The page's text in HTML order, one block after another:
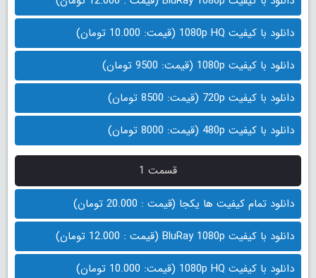
دانلود با کیفیت 1080p HQ (قیمت: 10.000 تومان)
دانلود با کیفیت 1080p (قیمت: 9500 تومان)
دانلود با کیفیت 720p (قیمت: 8500 تومان)
دانلود با کیفیت 480p (قیمت: 8000 تومان)
قسمت 1
دانلود تمام کیفیت ها یکجا (قیمت : 20.000 تومان)
دانلود با کیفیت BluRay 1080p (قیمت : 12.000 تومان)
دانلود با کیفیت 1080p HQ (قیمت: 10.000 تومان)